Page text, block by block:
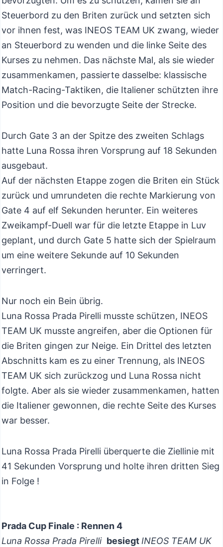
Steuerbord zu den Briten zurück und setzten sich
vor ihnen fest, was INEOS TEAM UK zwang, wieder
an Steuerbord zu wenden und die linke Seite des
Kurses zu nehmen. Das nächste Mal, als sie wieder
zusammenkamen, passierte dasselbe: klassische
Match-Racing-Taktiken, die Italiener schützten ihre
Position und die bevorzugte Seite der Strecke.
Durch Gate 3 an der Spitze des zweiten Schlags
hatte Luna Rossa ihren Vorsprung auf 18 Sekunden
ausgebaut.
Auf der nächsten Etappe zogen die Briten ein Stück
zurück und umrundeten die rechte Markierung von
Gate 4 auf elf Sekunden herunter. Ein weiteres
Zweikampf-Duell war für die letzte Etappe in Luv
geplant, und durch Gate 5 hatte sich der Spielraum
um eine weitere Sekunde auf 10 Sekunden
verringert.
Nur noch ein Bein übrig.
Luna Rossa Prada Pirelli musste schützen, INEOS
TEAM UK musste angreifen, aber die Optionen für
die Briten gingen zur Neige. Ein Drittel des letzten
Abschnitts kam es zu einer Trennung, als INEOS
TEAM UK sich zurückzog und Luna Rossa nicht
folgte. Aber als sie wieder zusammenkamen, hatten
die Italiener gewonnen, die rechte Seite des Kurses
war besser.
Luna Rossa Prada Pirelli überquerte die Ziellinie mit
41 Sekunden Vorsprung und holte ihren dritten Sieg
in Folge !
Prada Cup Finale : Rennen 4
Luna Rossa Prada Pirelli besiegtINEOS TEAM UK